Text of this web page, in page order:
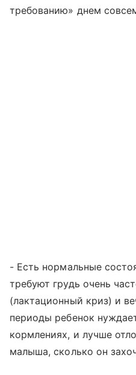
требованию» днем
- Есть нормальные
требуют грудь очень
(лактационный криз) и
периоды ребенок
кормлениях, и лучше
малыша, сколько он